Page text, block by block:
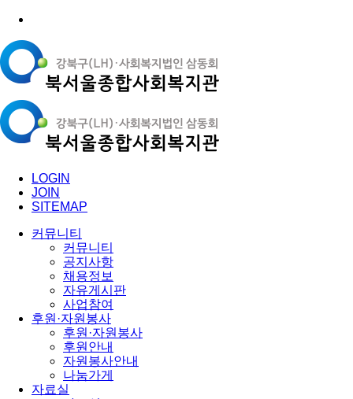
LOGIN
JOIN
SITEMAP
커뮤니티
커뮤니티
공지사항
채용정보
자유게시판
사업참여
후원·자원봉사
후원·자원봉사
후원안내
자원봉사안내
나눔가게
자료실